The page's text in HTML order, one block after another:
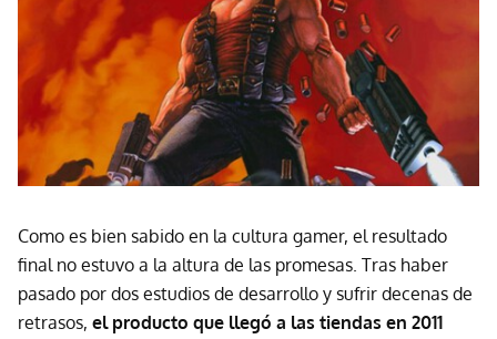
Como es bien sabido en la cultura gamer, el resultado
final no estuvo a la altura de las promesas. Tras haber
pasado por dos estudios de desarrollo y sufrir decenas de
retrasos, el producto que llegó a las tiendas en 2011